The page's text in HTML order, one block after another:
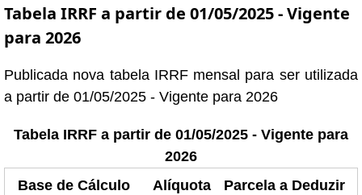
Tabela IRRF a partir de 01/05/2025 - Vigente
para 2026
Publicada nova tabela IRRF mensal para ser utilizada
a partir de 01/05/2025 - Vigente para 2026
Tabela IRRF a partir de 01/05/2025 - Vigente para
2026
Base de Cálculo
Alíquota
Parcela a Deduzir